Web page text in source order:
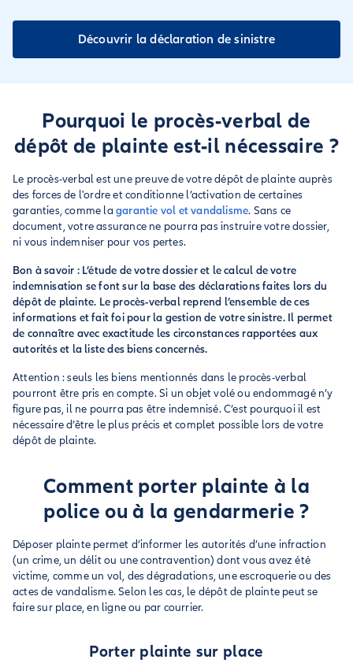
Découvrir la déclaration de sinistre
Pourquoi le procès-verbal de
dépôt de plainte est-il nécessaire ?
Le procès-verbal est une preuve de votre dépôt de plainte auprès
des forces de l'ordre et conditionne l’activation de certaines
garanties, comme la garantie vol et vandalisme. Sans ce
document, votre assurance ne pourra pas instruire votre dossier,
ni vous indemniser pour vos pertes.
Bon à savoir : L’étude de votre dossier et le calcul de votre
indemnisation se font sur la base des déclarations faites lors du
dépôt de plainte. Le procès-verbal reprend l’ensemble de ces
informations et fait foi pour la gestion de votre sinistre. Il permet
de connaître avec exactitude les circonstances rapportées aux
autorités et la liste des biens concernés.
Attention : seuls les biens mentionnés dans le procès-verbal
pourront être pris en compte. Si un objet volé ou endommagé n’y
figure pas, il ne pourra pas être indemnisé. C’est pourquoi il est
nécessaire d’être le plus précis et complet possible lors de votre
dépôt de plainte.
Comment porter plainte à la
police ou à la gendarmerie ?
Déposer plainte permet d’informer les autorités d’une infraction
(un crime, un délit ou une contravention) dont vous avez été
victime, comme un vol, des dégradations, une escroquerie ou des
actes de vandalisme. Selon les cas, le dépôt de plainte peut se
faire sur place, en ligne ou par courrier.
Porter plainte sur place